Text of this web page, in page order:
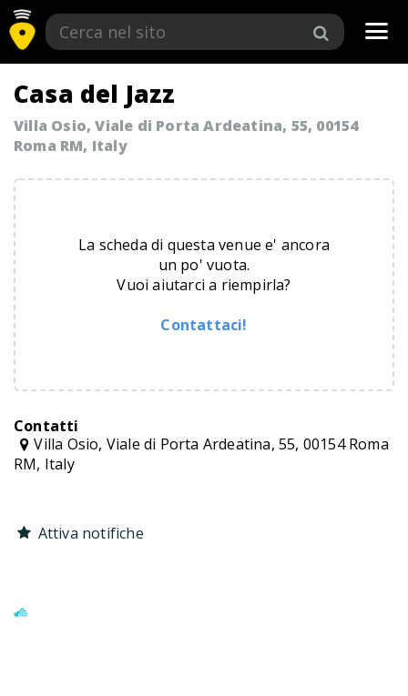
Casa del Jazz
Villa Osio, Viale di Porta Ardeatina, 55, 00154
Roma RM, Italy
La scheda di questa venue e' ancora
un po' vuota.
Vuoi aiutarci a riempirla?
Contattaci!
Contatti
Villa Osio, Viale di Porta Ardeatina, 55, 00154 Roma
RM, Italy
Attiva notifiche